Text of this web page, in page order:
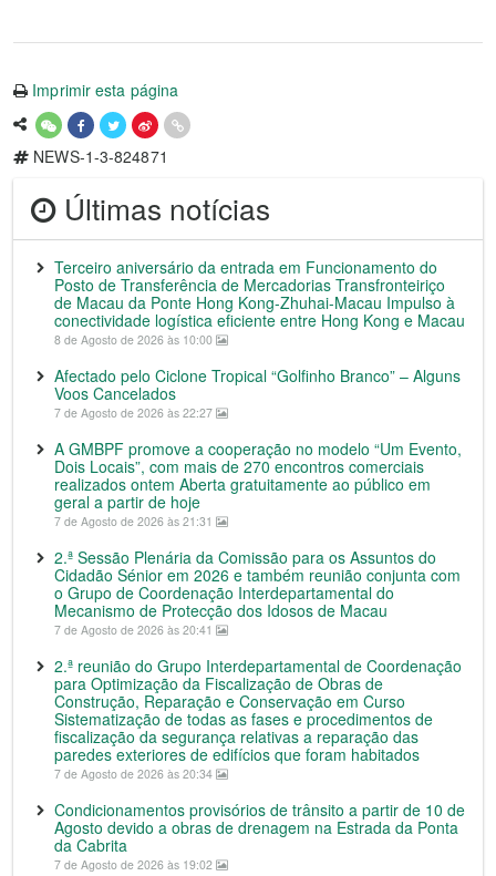
Imprimir esta página
NEWS-1-3-824871
Últimas notícias
Terceiro aniversário da entrada em Funcionamento do
Posto de Transferência de Mercadorias Transfronteiriço
de Macau da Ponte Hong Kong-Zhuhai-Macau Impulso à
conectividade logística eficiente entre Hong Kong e Macau
8 de Agosto de 2026 às 10:00
Afectado pelo Ciclone Tropical “Golfinho Branco” – Alguns
Voos Cancelados
7 de Agosto de 2026 às 22:27
A GMBPF promove a cooperação no modelo “Um Evento,
Dois Locais”, com mais de 270 encontros comerciais
realizados ontem Aberta gratuitamente ao público em
geral a partir de hoje
7 de Agosto de 2026 às 21:31
2.ª Sessão Plenária da Comissão para os Assuntos do
Cidadão Sénior em 2026 e também reunião conjunta com
o Grupo de Coordenação Interdepartamental do
Mecanismo de Protecção dos Idosos de Macau
7 de Agosto de 2026 às 20:41
2.ª reunião do Grupo Interdepartamental de Coordenação
para Optimização da Fiscalização de Obras de
Construção, Reparação e Conservação em Curso
Sistematização de todas as fases e procedimentos de
fiscalização da segurança relativas a reparação das
paredes exteriores de edifícios que foram habitados
7 de Agosto de 2026 às 20:34
Condicionamentos provisórios de trânsito a partir de 10 de
Agosto devido a obras de drenagem na Estrada da Ponta
da Cabrita
7 de Agosto de 2026 às 19:02